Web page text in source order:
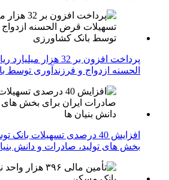
پرداخت افزون بر 32
الحسنه ازدواج و فرزندآوری توسط
افزایش 40 درصدی تسهیلات
بخش های تولید، صادرات و دانش